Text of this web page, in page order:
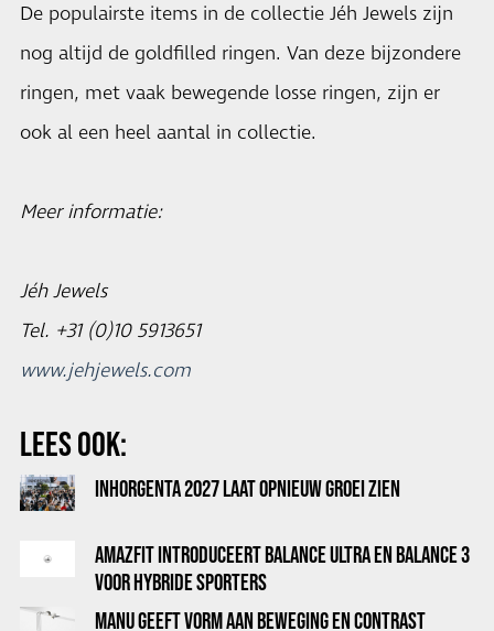
De populairste items in de collectie Jéh Jewels zijn
nog altijd de goldfilled ringen. Van deze bijzondere
ringen, met vaak bewegende losse ringen, zijn er
ook al een heel aantal in collectie.
Meer informatie:
Jéh Jewels
Tel. +31 (0)10 5913651
www.jehjewels.com
LEES OOK:
INHORGENTA 2027 LAAT OPNIEUW GROEI ZIEN
AMAZFIT INTRODUCEERT BALANCE ULTRA EN BALANCE 3
VOOR HYBRIDE SPORTERS
MANU GEEFT VORM AAN BEWEGING EN CONTRAST